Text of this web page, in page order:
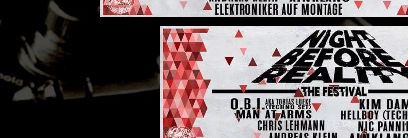
MATHEW BRABHAM
NOXIOUS ELEMENT
TOM LA MER
FRIEDER MORNEWEG